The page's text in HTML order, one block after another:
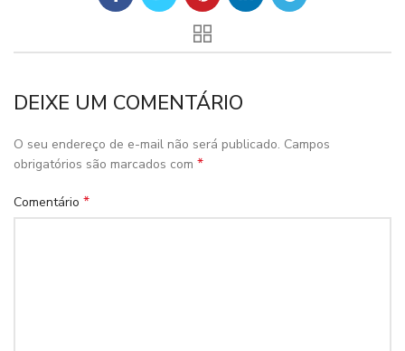
DEIXE UM COMENTÁRIO
O seu endereço de e-mail não será publicado. Campos
obrigatórios são marcados com *
Comentário *